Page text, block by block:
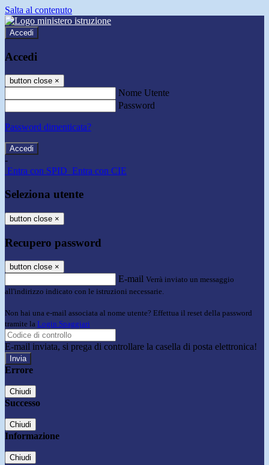
Salta al contenuto
Accedi
Accedi
button close ×
Nome Utente
Password
Password dimenticata?
-
Entra con SPID Entra con CIE
Seleziona utente
button close ×
Recupero password
button close ×
E-mail Verrà inviato un messaggio
all'indirizzo indicato con le istruzioni necessarie.
Non hai una e-mail associata al nome utente? Effettua il reset della password
tramite la Login Spaggiari
E-mail inviata, si prega di controllare la casella di posta elettronica!
Errore
Chiudi
Successo
Chiudi
Informazione
Chiudi